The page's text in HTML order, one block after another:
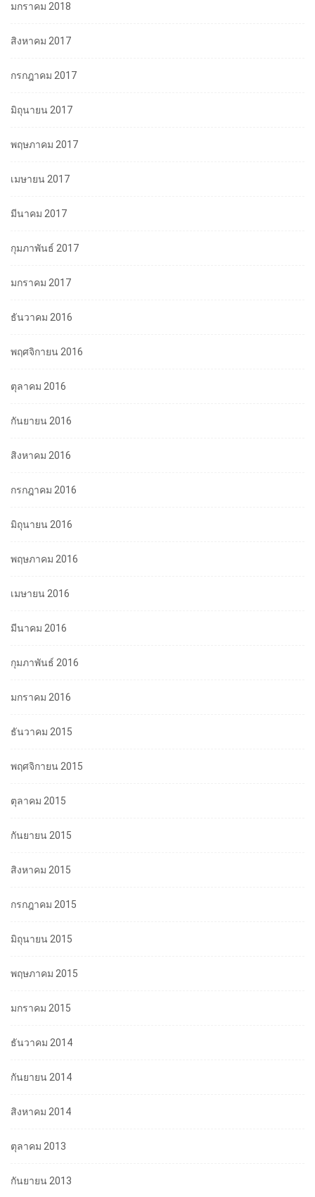
มกราคม 2018
สิงหาคม 2017
กรกฎาคม 2017
มิถุนายน 2017
พฤษภาคม 2017
เมษายน 2017
มีนาคม 2017
กุมภาพันธ์ 2017
มกราคม 2017
ธันวาคม 2016
พฤศจิกายน 2016
ตุลาคม 2016
กันยายน 2016
สิงหาคม 2016
กรกฎาคม 2016
มิถุนายน 2016
พฤษภาคม 2016
เมษายน 2016
มีนาคม 2016
กุมภาพันธ์ 2016
มกราคม 2016
ธันวาคม 2015
พฤศจิกายน 2015
ตุลาคม 2015
กันยายน 2015
สิงหาคม 2015
กรกฎาคม 2015
มิถุนายน 2015
พฤษภาคม 2015
มกราคม 2015
ธันวาคม 2014
กันยายน 2014
สิงหาคม 2014
ตุลาคม 2013
กันยายน 2013